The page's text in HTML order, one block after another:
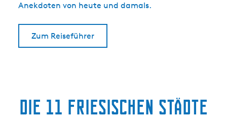
Anekdoten von heute und damals.
Zum Reiseführer
Die 11 friesischen Städte